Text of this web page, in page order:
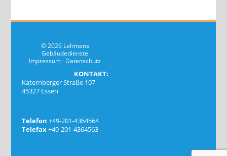
© 2026 Lehmans
Gebäudedienste
Impressum · Datenschutz
KONTAKT:
Katernberger Straße 107
45327 Essen
Telefon +49-201-4364564
Telefax+49-201-4364563